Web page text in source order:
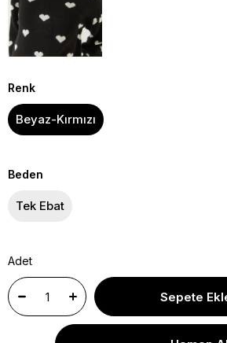
Renk
Beyaz-Kırmızı
Beden
Tek Ebat
Adet